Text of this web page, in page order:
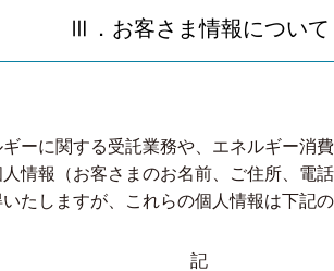
Ⅲ．お客さま情報について
ーに関する受託業務や、エネルギー消
情報（お客さまのお名前、ご住所、電
たしますが、これらの個人情報は下記
記